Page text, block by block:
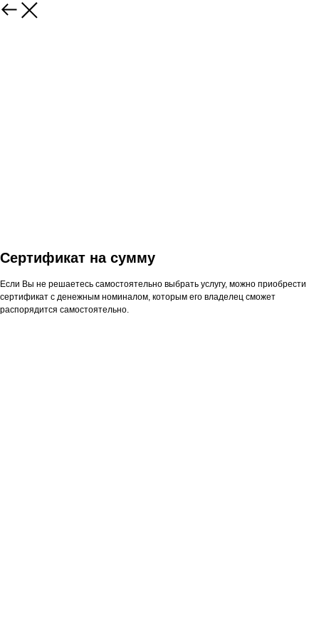
Сертификат на сумму
Если Вы не решаетесь самостоятельно выбрать услугу, можно приобрести
сертификат с денежным номиналом, которым его владелец сможет
распорядится самостоятельно.